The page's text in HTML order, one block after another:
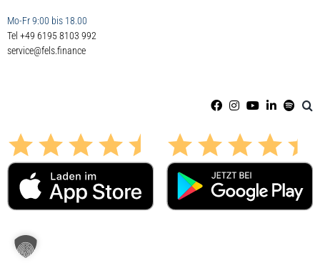
Mo-Fr 9:00 bis 18.00
Tel +49 6195 8103 992
service@fels.finance